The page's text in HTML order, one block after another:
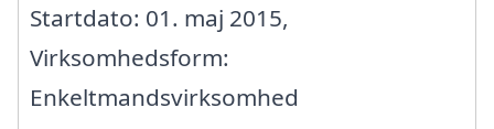
Startdato: 01. maj 2015,
Virksomhedsform:
Enkeltmandsvirksomhed